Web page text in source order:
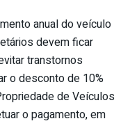
anual do veículo
devem ficar
transtornos
o desconto de 10%
de Veículos
o pagamento, em